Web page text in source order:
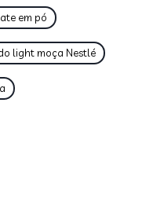
em pó
light moça Nestlé